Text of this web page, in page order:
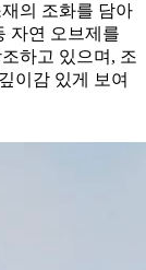
의 조화를 담아
자연 오브제를
하고 있으며, 조
이감 있게 보여